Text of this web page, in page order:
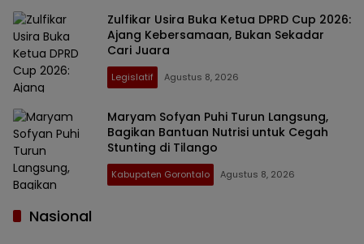
Zulfikar Usira Buka Ketua DPRD Cup 2026:
Ajang Kebersamaan, Bukan Sekadar
Cari Juara
Legislatif Agustus 8, 2026
Maryam Sofyan Puhi Turun Langsung,
Bagikan Bantuan Nutrisi untuk Cegah
Stunting di Tilango
Kabupaten Gorontalo Agustus 8, 2026
Nasional